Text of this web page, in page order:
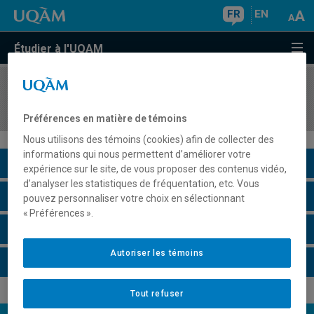
FR EN
Étudier à l'UQAM
COURS//
Description du cours
Horaire - Été 2026
Préférences en matière de témoins
Nous utilisons des témoins (cookies) afin de collecter des
informations qui nous permettent d’améliorer votre
expérience sur le site, de vous proposer des contenus vidéo,
d’analyser les statistiques de fréquentation, etc. Vous
pouvez personnaliser votre choix en sélectionnant
« Préférences ».
Tout refuser
Autoriser les témoins